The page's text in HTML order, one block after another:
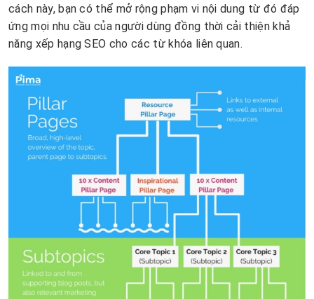
cách này, bạn có thể mở rộng phạm vi nội dung từ đó đáp
ứng mọi nhu cầu của người dùng đồng thời cải thiện khả
năng xếp hạng SEO cho các từ khóa liên quan.